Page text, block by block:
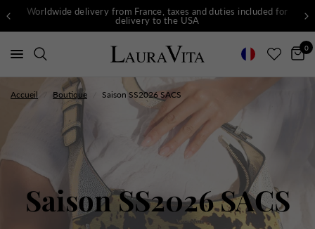
Worldwide delivery from France, taxes and duties included for
delivery to the USA
0
Accueil Boutique Saison SS2026 SACS
Saison SS2026 SACS